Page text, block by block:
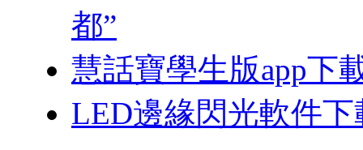
都”
慧話寶學生版app下
LED邊緣閃光軟件下